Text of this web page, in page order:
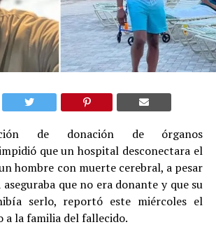
de donación de órganos
que un hospital desconectara el
hombre con muerte cerebral, a pesar
que no era donante y que su
serlo, reportó este miércoles el
a la familia del fallecido.